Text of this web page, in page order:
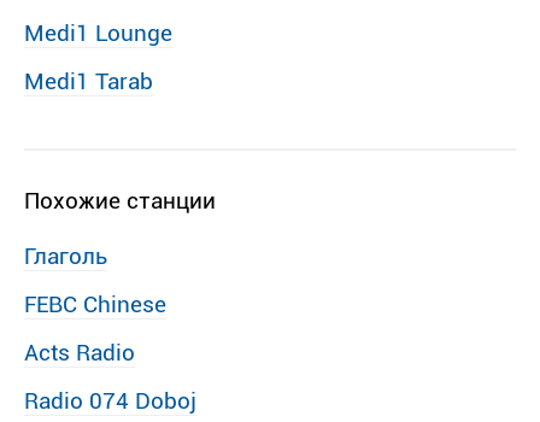
Medi1 Lounge
Medi1 Tarab
Похожие станции
Глаголь
FEBC Chinese
Acts Radio
Radio 074 Doboj